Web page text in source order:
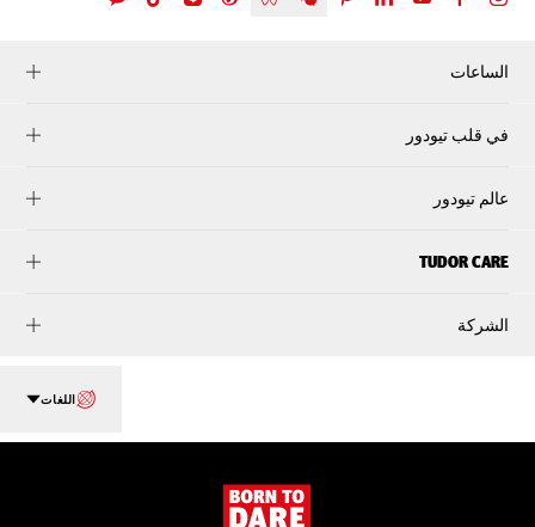
الساعات
في قلب تيودور
عالم تيودور
TUDOR CARE
الشركة
اللغات